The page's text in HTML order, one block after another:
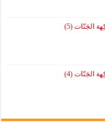
الجَنّات (5)
الجَنّات (4)